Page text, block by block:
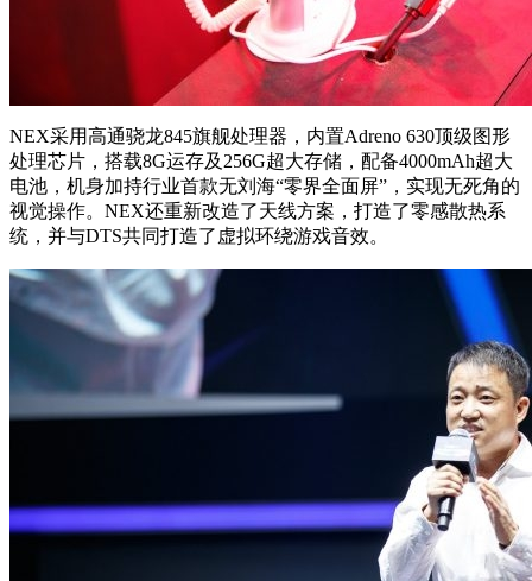
NEX采用高通骁龙845旗舰处理器，内置Adreno 630顶级图形
处理芯片，搭载8G运存及256G超大存储，配备4000mAh超大
电池，机身加持行业首款无刘海“零界全面屏”，实现无死角的
视觉操作。NEX还重新改造了天线方案，打造了零感散热系
统，并与DTS共同打造了虚拟环绕游戏音效。